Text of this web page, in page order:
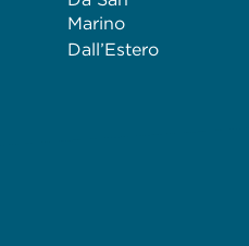
Marino
Dall’Estero